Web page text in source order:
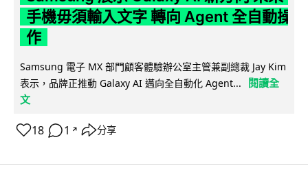
手機毋須輸入文字 轉向 Agent 全自動操
作
Samsung 電子 MX 部門顧客體驗辦公室主管兼副總裁 Jay Kim
表示，品牌正推動 Galaxy AI 邁向全自動化 Agent...
閱讀全
文
18 1 ↗ 分享